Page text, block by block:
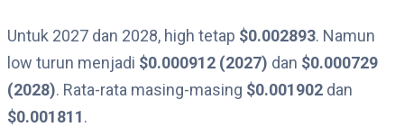
Untuk 2027 dan 2028, high tetap $0.002893. Namun
low turun menjadi $0.000912 (2027) dan $0.000729
(2028). Rata-rata masing-masing $0.001902 dan
$0.001811.